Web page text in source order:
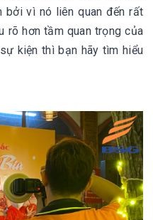
bởi vì nó liên quan đến rất
rõ hơn tầm quan trọng của
kiện thì bạn hãy tìm hiểu